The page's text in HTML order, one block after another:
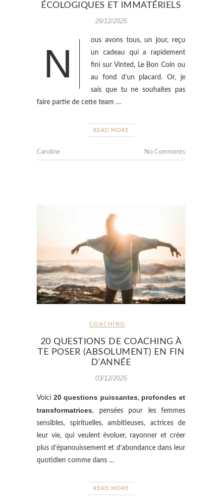
ÉCOLOGIQUES ET IMMATÉRIELS
29/12/2025
N
ous avons tous, un jour, reçu
un cadeau qui a rapidement
fini sur Vinted, Le Bon Coin ou
au fond d’un placard. Or, je
sais que tu ne souhaites pas
faire partie de cette team …
READ MORE
Caroline No Comments
COACHING
20 QUESTIONS DE COACHING À
TE POSER (ABSOLUMENT) EN FIN
D’ANNÉE
03/12/2025
Voici 20 questions puissantes,profondes et
transformatrices, pensées pour les femmes
sensibles, spirituelles, ambitieuses, actrices de
leur vie, qui veulent évoluer, rayonner et créer
plus d’épanouissement et d’abondance dans leur
quotidien comme dans …
READ MORE